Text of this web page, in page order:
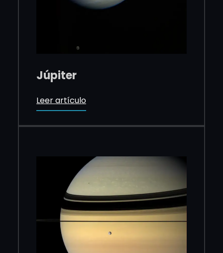
Júpiter
Leer artículo